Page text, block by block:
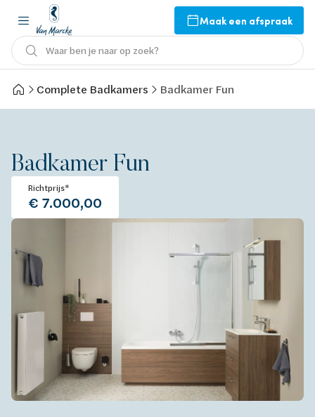
Maak een afspraak
Waar ben je naar op zoek?
Complete Badkamers Badkamer Fun
Badkamer Fun
Richtprijs*
€ 7.000,00